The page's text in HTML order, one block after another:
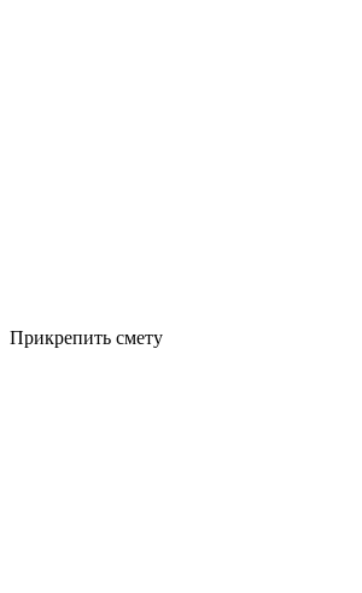
Прикрепить смету